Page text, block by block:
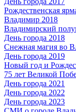
Рождественская
Владимир 2018
Владимирский
День города 2018
Снежная магия во
День города 2019
Новый год и
75 лет Великой
День города 2021
День города 2022
День города 2023